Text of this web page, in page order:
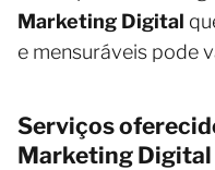
Marketing Digital
e mensuráveis pode
Serviços
Marketing Digital